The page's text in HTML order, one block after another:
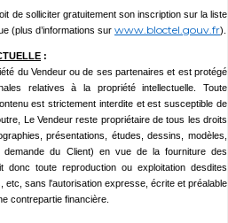
de solliciter gratuitement son inscription sur la liste
(plus d’informations sur www.bloctel.gouv.fr).
:
du Vendeur ou de ses partenaires et est protégé
relatives à la propriété intellectuelle. Toute
est strictement interdite et est susceptible de
Le Vendeur reste propriétaire de tous les droits
présentations, études, dessins, modèles,
du Client) en vue de la fourniture des
donc toute reproduction ou exploitation desdites
etc, sans l'autorisation expresse, écrite et préalable
contrepartie financière.